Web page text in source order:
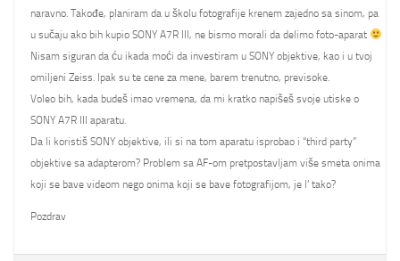
naravno. Takođe, planiram da u školu fotografije krenem zajedno sa sinom, pa
u sučaju ako bih kupio SONY A7R III, ne bismo morali da delimo foto-aparat
Nisam siguran da ću ikada moći da investiram u SONY objektive, kao i u tvoj
omiljeni Zeiss. Ipak su te cene za mene, barem trenutno, previsoke.
Voleo bih, kada budeš imao vremena, da mi kratko napišeš svoje utiske o
SONY A7R III aparatu.
Da li koristiš SONY objektive, ili si na tom aparatu isprobao i “third party”
objektive sa adapterom? Problem sa AF-om pretpostavljam više smeta onima
koji se bave videom nego onima koji se bave fotografijom, je l’ tako?
Pozdrav